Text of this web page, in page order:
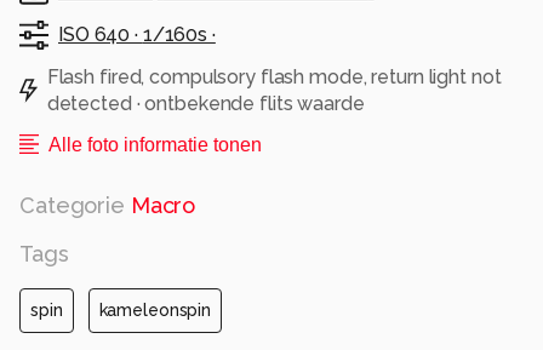
ISO 640 · 1/160s ·
Flash fired, compulsory flash mode, return light not
detected · ontbekende flits waarde
Alle foto informatie tonen
Categorie Macro
Tags
spin kameleonspin